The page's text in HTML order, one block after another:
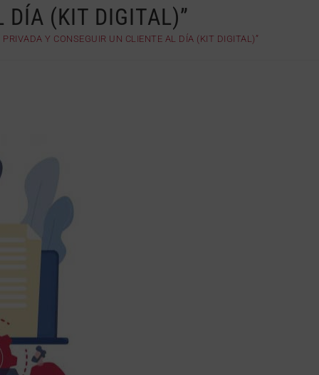
DÍA (KIT DIGITAL)”
Y CONSEGUIR UN CLIENTE AL DÍA (KIT DIGITAL)”